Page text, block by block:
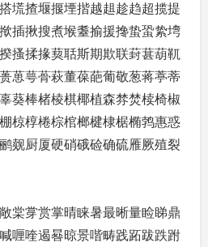
塃揸堰揠堙揩越趄趁趋超揽提
插揪搜煮堠耋揄援搀蛰蛩絷塆
搔揉掾葜聒斯期欺联葑葚葫靰
葸萼蓇萩董葆葩葡敬葱蒋葶蒂
葵棒楮棱棋椰植森棼焚椟椅椒
椋椁棬棕棺榔楗棣椐椭鹁惠惑
觌厨厦硬硝硪硷确硫雁厥殖裂
棠牚赏掌晴睐暑最晰量睑睇鼎
喱喹遏晷晾景喈畴践跖跋跌跗